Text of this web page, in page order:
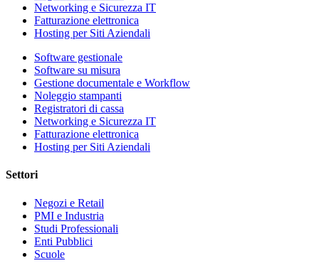
Networking e Sicurezza IT
Fatturazione elettronica
Hosting per Siti Aziendali
Software gestionale
Software su misura
Gestione documentale e Workflow
Noleggio stampanti
Registratori di cassa
Networking e Sicurezza IT
Fatturazione elettronica
Hosting per Siti Aziendali
Settori
Negozi e Retail
PMI e Industria
Studi Professionali
Enti Pubblici
Scuole